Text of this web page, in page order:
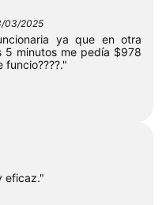
03/2025
ya que en otra
minutos me pedía $978
funcio????."
eficaz."